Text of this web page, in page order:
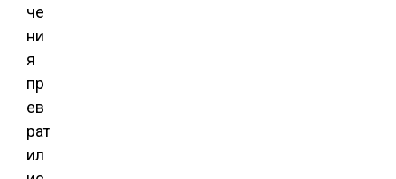
че
ни
я
пр
ев
рат
ил